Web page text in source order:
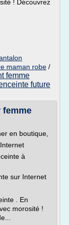
! Découvrez
maman robe /
femme
future
femme
en boutique,
à
sur Internet
. En
morosité !